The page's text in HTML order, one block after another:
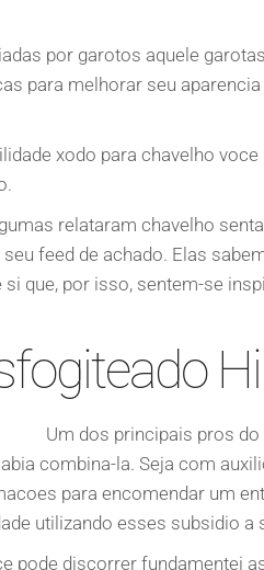
por garotos aquele
para melhorar seu
xodo para chavelho voce
relataram chavelho
feed de achado. Elas
que, por isso, sentem-se
Um dos principais pros do
combina-la. Seja com
para encomendar um
utilizando esses subsidio a
pode discorrer fundamentei